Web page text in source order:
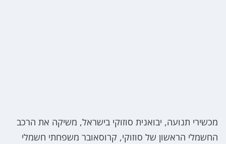
מכשירי תנועה, יבואנית סוזוקי בישראל, משיקה את הרכב
החשמלי הראשון של סוזוקי, קרוסאובר משפחתי חשמלי